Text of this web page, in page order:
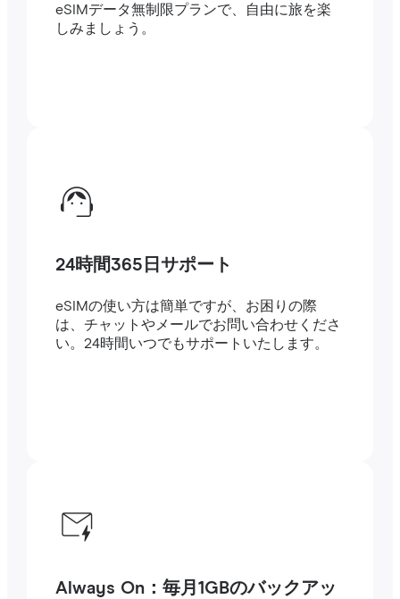
eSIMデータ無制限プランで、自由に旅を楽
しみましょう。
24時間365日サポート
eSIMの使い方は簡単ですが、お困りの際
は、チャットやメールでお問い合わせくださ
い。24時間いつでもサポートいたします。
Always On：毎月1GBのバックアッ